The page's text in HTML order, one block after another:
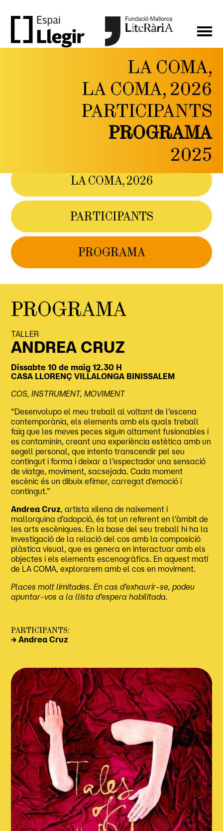
LA COMA,
LA COMA, 2026
PARTICIPANTS
PROGRAMA
2025
FESTIVAL DE LITERATURA
I PENSAMENT CONTEMPORANI
LA COMA, 2026
PARTICIPANTS
PROGRAMA
PROGRAMA
TALLER
ANDREA CRUZ
Dissabte 10 de maig 12.30 H
CASA LLORENÇ VILLALONGA BINISSALEM
COS, INSTRUMENT, MOVIMENT
“Desenvolupo el meu treball al voltant de l’escena
contemporània, els elements amb els quals treball
faig que les meves peces siguin altament fusionables i
es contaminin, creant una experiència estètica amb un
segell personal, que intento transcendir pel seu
contingut i forma i deixar a l’espectador una sensació
de viatge, moviment, sacsejada. Cada moment
escènic és un dibuix efímer, carregat d’emoció i
contingut.”
Andrea Cruz , artista xilena de naixement i
mallorquina d’adopció, és tot un referent en l’àmbit de
les arts escèniques. En la base del seu treball hi ha la
investigació de la relació del cos amb la composició
plàstica visual, que es genera en interactuar amb els
objectes i els elements escenogràfics. En aquest matí
de LA COMA, explorarem amb el cos en moviment.
Places molt limitades. En cas d’exhaurir-se, podeu
apuntar-vos a la llista d’espera habilitada.
PARTICIPANTS:
→ Andrea Cruz